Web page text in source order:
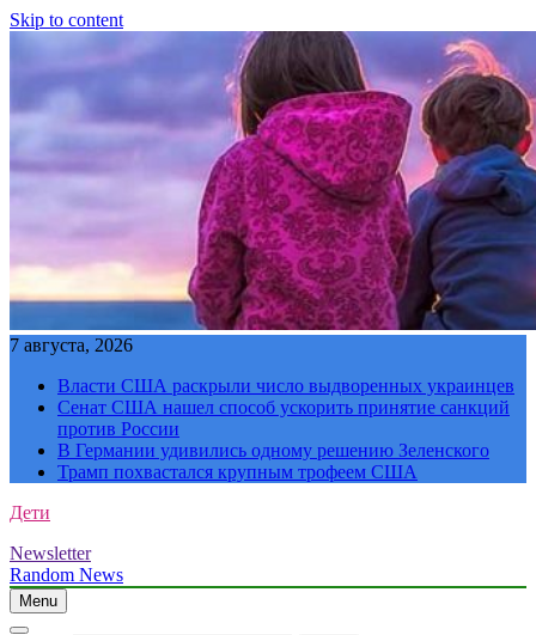
Skip to content
7 августа, 2026
Власти США раскрыли число выдворенных украинцев
Сенат США нашел способ ускорить принятие санкций
против России
В Германии удивились одному решению Зеленского
Трамп похвастался крупным трофеем США
Дети
Newsletter
Random News
Menu